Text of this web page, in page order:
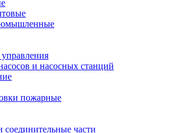
и насосных станций
пожарные
части